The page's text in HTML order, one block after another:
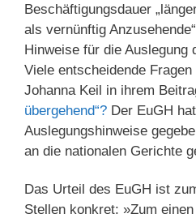
Beschäftigungsdauer
als vernünftig
Hinweise für die Auslegung
Viele entscheidende
Johanna Keil in ihrem
über­ge­hend“? Der EuGH
Auslegungshinweise
an die nationalen Gerichte
Das Urteil des EuGH ist
Stellen konkret: »Zum